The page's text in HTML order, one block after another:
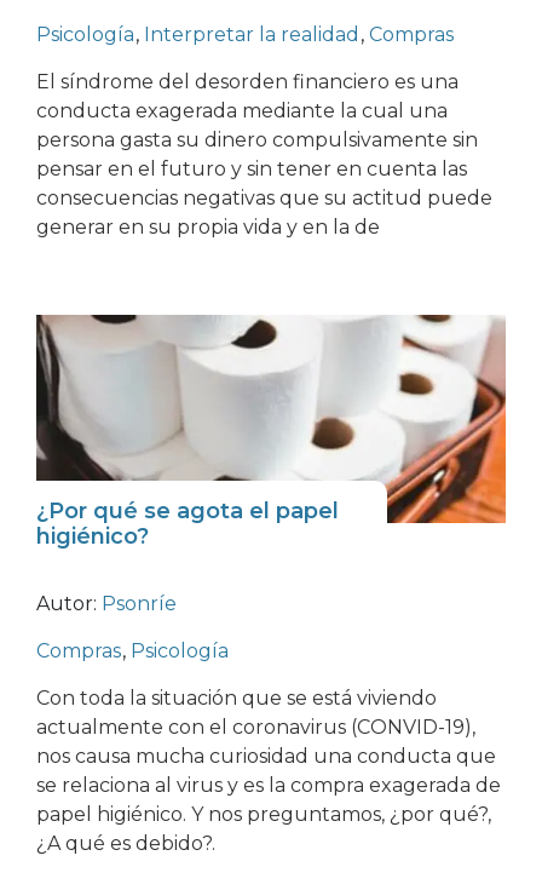
Psicología, Interpretar la realidad, Compras
El síndrome del desorden financiero es una
conducta exagerada mediante la cual una
persona gasta su dinero compulsivamente sin
pensar en el futuro y sin tener en cuenta las
consecuencias negativas que su actitud puede
generar en su propia vida y en la de
¿Por qué se agota el papel
higiénico?
Autor: Psonríe
Compras, Psicología
Con toda la situación que se está viviendo
actualmente con el coronavirus (CONVID-19),
nos causa mucha curiosidad una conducta que
se relaciona al virus y es la compra exagerada de
papel higiénico. Y nos preguntamos, ¿por qué?,
¿A qué es debido?.